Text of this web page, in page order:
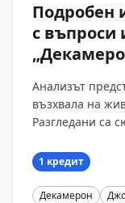
Подробен
с въпроси
пръстена“
разума и
новела
Анализът
възхвала на
Разгледани са
1 кредит
Декамерон